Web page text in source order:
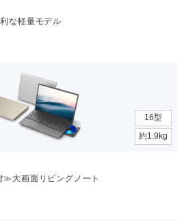
な軽量モデル
16型
約1.9kg
大画面リビングノート